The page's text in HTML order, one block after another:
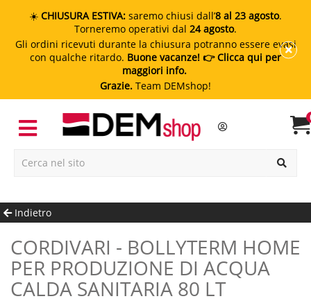
☀️ CHIUSURA ESTIVA: saremo chiusi dall’8 al 23 agosto.
Torneremo operativi dal 24 agosto.
Gli ordini ricevuti durante la chiusura potranno essere evasi
con qualche ritardo. Buone vacanze! 👉 Clicca qui per
maggiori info.
Grazie. Team DEMshop!
Indietro
CORDIVARI - BOLLYTERM HOME
PER PRODUZIONE DI ACQUA
CALDA SANITARIA 80 LT